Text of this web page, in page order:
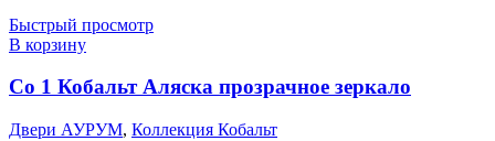
Быстрый просмотр
В корзину
Co 1 Кобальт Аляска прозрачное зеркало
Двери АУРУМ, Коллекция Кобальт